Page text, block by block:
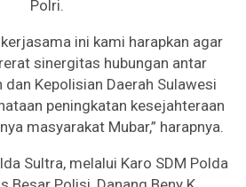
Polri.
ini kami harapkan agar
sinergitas hubungan antar
Kepolisian Daerah Sulawesi
peningkatan kesejahteraan
masyarakat Mubar,” harapnya.
Sultra, melalui Karo SDM Polda